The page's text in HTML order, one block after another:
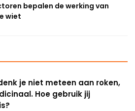
bepalen de werking van
wiet
je niet meteen aan roken,
Hoe gebruik jij